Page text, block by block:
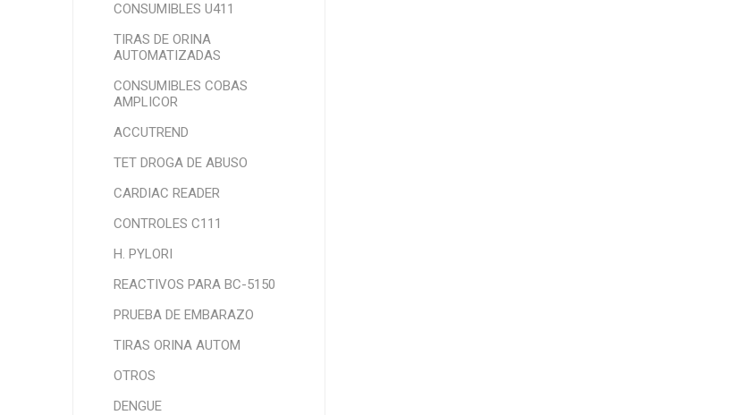
CONSUMIBLES U411
TIRAS DE ORINA
AUTOMATIZADAS
CONSUMIBLES COBAS
AMPLICOR
ACCUTREND
TET DROGA DE ABUSO
CARDIAC READER
CONTROLES C111
H. PYLORI
REACTIVOS PARA BC-5150
PRUEBA DE EMBARAZO
TIRAS ORINA AUTOM
OTROS
DENGUE